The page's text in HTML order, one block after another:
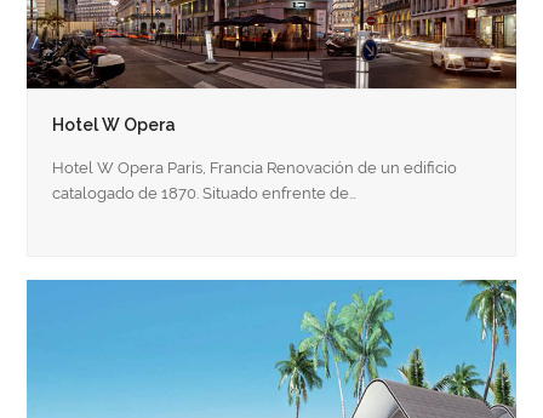
Hotel W Opera
Hotel W Opera París, Francia Renovación de un edificio
catalogado de 1870. Situado enfrente de…